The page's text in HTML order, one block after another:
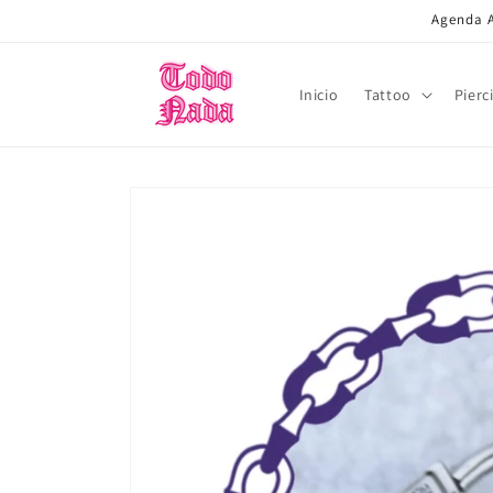
Agenda
Inicio Tattoo